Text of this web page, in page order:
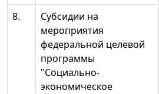
8.
Субсидии на
мероприятия
федеральной целевой
программы
"Социально-
экономическое